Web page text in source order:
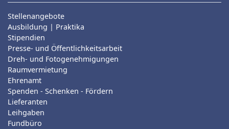
Stellenangebote
Ausbildung | Praktika
Stipendien
Presse- und Öffentlichkeitsarbeit
Dreh- und Fotogenehmigungen
Raumvermietung
Ehrenamt
Spenden - Schenken - Fördern
Lieferanten
Leihgaben
Fundbüro